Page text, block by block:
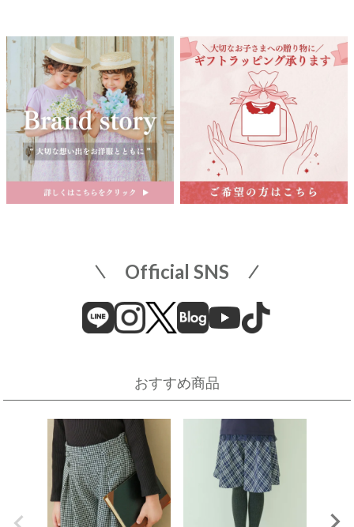
店舗詳細へ
中部
名古屋栄 三越
名古屋市中区栄3-5-1
名古屋栄 三越 7F 子供服売場
近鉄百貨店 上本町店
店舗詳細へ
京阪百貨店 守口店
大阪府守口市河原町8番3号
京阪百貨店 守口店 6階子供服売場
店舗詳細へ
関東
東武百貨店 船橋店
子供服売場
【開催期間】
2026.08.1 ～ 2026.08.31
2026.08.1 ～ 2026.08.18
そごう横浜店
2026.08.19 ～ 2026.08.31
伊勢丹 立川店
子供服売場
2026.08.1 ～ 2026.08.25
Official SNS
おすすめ商品